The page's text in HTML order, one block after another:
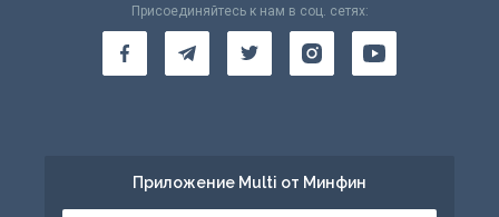
Присоединяйтесь к нам в соц. сетях:
Приложение Multi от Минфин